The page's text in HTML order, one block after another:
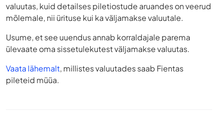
valuutas, kuid detailses piletiostude aruandes on veerud
mõlemale, nii ürituse kui ka väljamakse valuutale.
Usume, et see uuendus annab korraldajale parema
ülevaate oma sissetulekutest väljamakse valuutas.
Vaata lähemalt, millistes valuutades saab Fientas
pileteid müüa.